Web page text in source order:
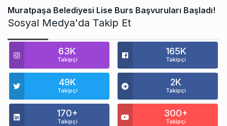
Muratpaşa Belediyesi Lise Burs Başvuruları Başladı!
Sosyal Medya'da Takip Et
63K
Takipçi
165K
Takipçi
49K
Takipçi
2K
Takipçi
170+
Takipçi
300+
Takipçi